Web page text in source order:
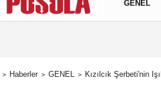
Künye İletişim Gizlilik Politikası
GENEL
Haberler GENEL Kızılcık Şerbeti'nin